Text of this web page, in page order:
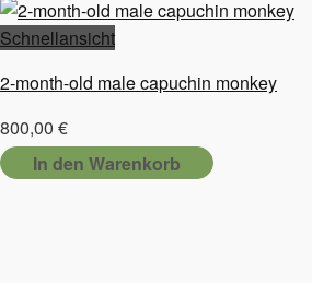
Schnellansicht
2-month-old male capuchin monkey
800,00 €
In den Warenkorb